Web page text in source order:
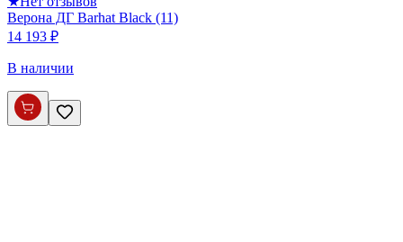
Верона ДГ Barhat Black (11)
14 193 ₽
В наличии